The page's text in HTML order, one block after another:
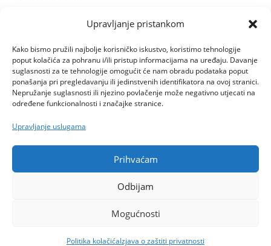
Upravljanje pristankom
Kako bismo pružili najbolje korisničko iskustvo, koristimo tehnologije
poput kolačića za pohranu i/ili pristup informacijama na uređaju. Davanje
suglasnosti za te tehnologije omogućit će nam obradu podataka poput
ponašanja pri pregledavanju ili jedinstvenih identifikatora na ovoj stranici.
Nepružanje suglasnosti ili njezino povlačenje može negativno utjecati na
određene funkcionalnosti i značajke stranice.
Upravljanje uslugama
Prihvaćam
Odbijam
Mogućnosti
Politika kolačićaIzjava o zaštiti privatnosti
Zatražiti uvid u vaše podatke
Povući privolu u bilo kojem trenutku
Podnijeti prigovor nadležnom tijelu
6. Sigurnost podataka
zaštitili vaše osobne podatke od gubitka, zlouporabe ili neovlaštenog
pristupa.
Ako imate pitanja u vezi s politikom privatnosti ili želite ostvariti neko od
odgovornosti